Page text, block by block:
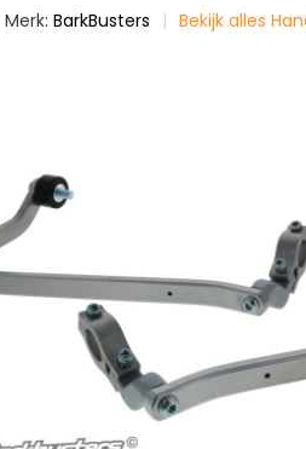
Merk: BarkBusters Bekijk alles